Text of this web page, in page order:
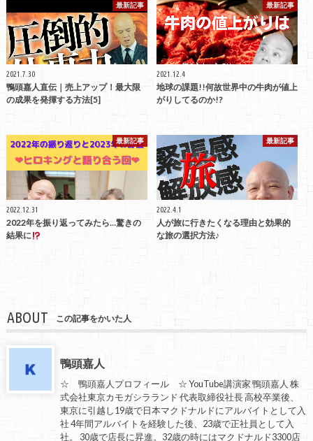
最新記事
2021.7.30
鴨頭嘉人直伝｜売上アップ！最大限
の成果を発揮する方法[5]
最新記事
2021.12.4
地球の課題!!何故世界中の牛肉が値上
がりしてるのか!?
最新記事
2022.12.31
2022年を振り返ってみたら…驚きの
結果に
最新記事
2022.4.1
人が旅に行きたくなる理由と効果的
な旅の選択方法♪
ABOUT この記事をかいた人
鴨頭嘉人
☆ 鴨頭嘉人プロフィール ☆ YouTube講演家 鴨頭嘉人 株
式会社東京カモガシラランド 代表取締役社長 高校卒業後、
東京に引越し19歳で日本マクドナルドにアルバイトとして入
社 4年間アルバイトを経験した後、23歳で正社員として入
社。 30歳で店長に昇進。32歳の時にはマクドナルド3300店